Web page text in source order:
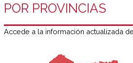
POR PROVINCIAS
Accede a la información actualizada